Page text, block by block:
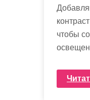
чтобы